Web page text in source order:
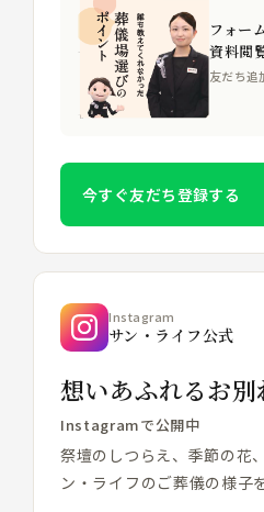
フォー
資料閲
友だち追
今すぐ友だち登録する
Instagram
サン・ライフ公式
想いあふれるお別
Instagramで公開中
祭壇のしつらえ、季節の花
ン・ライフのご葬儀の様子